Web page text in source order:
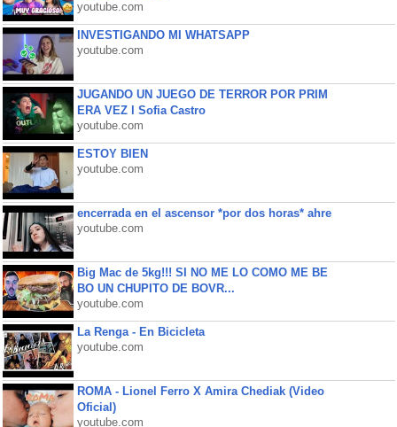
youtube.com
INVESTIGANDO MI WHATSAPP
youtube.com
JUGANDO UN JUEGO DE TERROR POR PRIM
ERA VEZ l Sofia Castro
youtube.com
ESTOY BIEN
youtube.com
encerrada en el ascensor *por dos horas* ahre
youtube.com
Big Mac de 5kg!!! SI NO ME LO COMO ME BE
BO UN CHUPITO DE BOVR...
youtube.com
La Renga - En Bicicleta
youtube.com
ROMA - Lionel Ferro X Amira Chediak (Video
Oficial)
youtube.com